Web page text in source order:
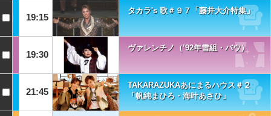
19:15
タカラ's 歌＃９７「藤井大介特集」
19:30
ヴァレンチノ（’92年雪組・バウ）
21:45
TAKARAZUKAあにまるハウス＃２
「帆純まひろ・海叶あさひ」